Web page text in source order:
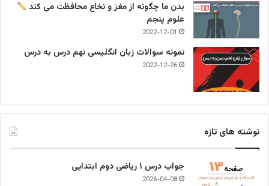
بدن ما چگونه از مغز و نخاع محافظت می کند
علوم پنجم
2022-12-01
نمونه سوالات زبان انگلیسی نهم درس به درس
2022-12-26
نوشته های تازه
جواب درس ۱ ریاضی دوم ابتدایی
2026-04-08